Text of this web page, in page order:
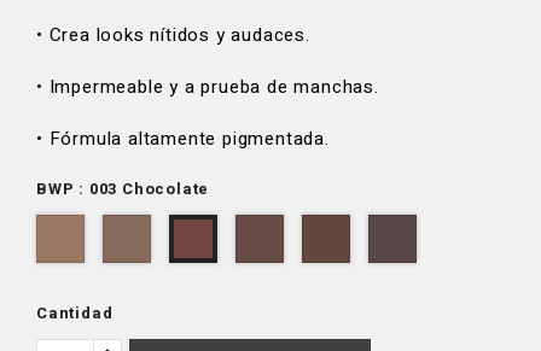
• Crea looks nítidos y audaces.
• Impermeable y a prueba de manchas.
• Fórmula altamente pigmentada.
BWP : 003 Chocolate
Blonde Taupe ChocolateDark
Ash
Deep
Cantidad